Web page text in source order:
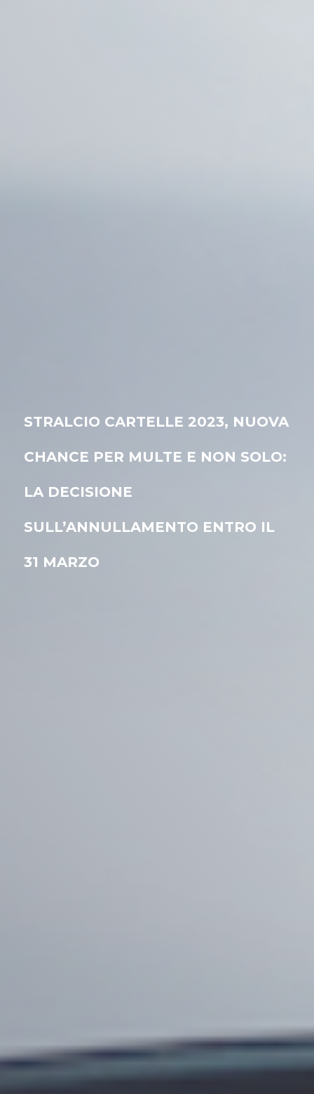
STRALCIO CARTELLE 2023, NUOVA
CHANCE PER MULTE E NON SOLO:
LA DECISIONE
SULL’ANNULLAMENTO ENTRO IL
31 MARZO